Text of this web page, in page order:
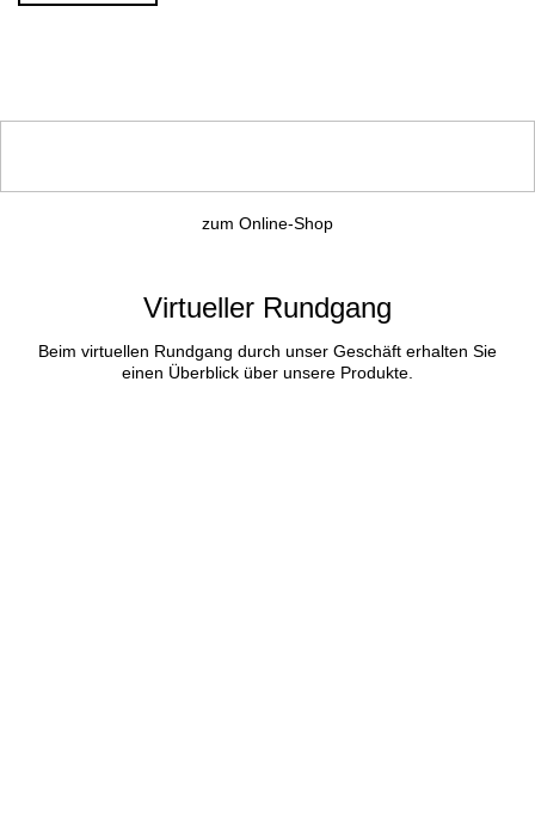
zum Online-Shop
Virtueller Rundgang
Beim virtuellen Rundgang durch unser Geschäft erhalten Sie
einen Überblick über unsere Produkte.